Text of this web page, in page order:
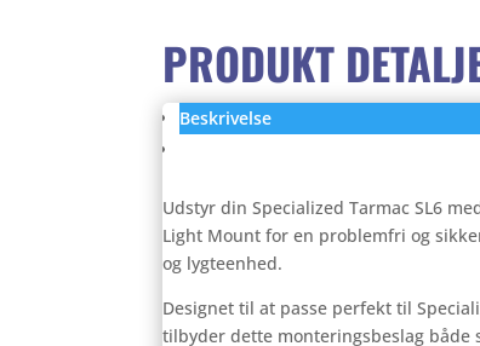
PRODUKT
Beskrivelse
Udstyr din Specialized Tarmac SL6
Light Mount for en problemfri og
og lygteenhed.
Designet til at passe perfekt til
tilbyder dette monteringsbeslag